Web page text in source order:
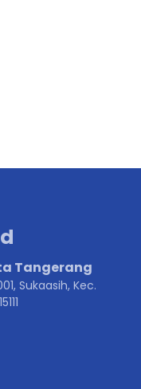
Tangerang
Sukaasih, Kec.